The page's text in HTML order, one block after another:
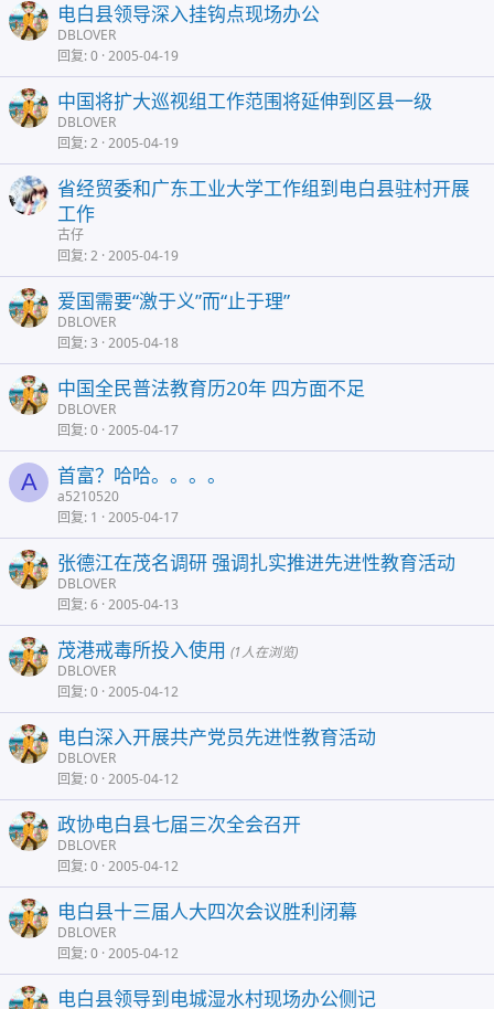
电白县领导深入挂钩点现场办公
DBLOVER
回复 0 2005-04-19
中国将扩大巡视组工作范围将延伸到区县一级
DBLOVER
回复 2 2005-04-19
省经贸委和广东工业大学工作组到电白县驻村开展
工作
古仔
回复 2 2005-04-19
爱国需要“激于义”而“止于理”
DBLOVER
回复 3 2005-04-18
中国全民普法教育历20年 四方面不足
DBLOVER
回复 0 2005-04-17
A 首富？哈哈。。。。
a5210520
回复 1 2005-04-17
张德江在茂名调研 强调扎实推进先进性教育活动
DBLOVER
回复 6 2005-04-13
茂港戒毒所投入使用 (1人在浏览)
DBLOVER
回复 0 2005-04-12
电白深入开展共产党员先进性教育活动
DBLOVER
回复 0 2005-04-12
政协电白县七届三次全会召开
DBLOVER
回复 0 2005-04-12
电白县十三届人大四次会议胜利闭幕
DBLOVER
回复 0 2005-04-12
电白县领导到电城湿水村现场办公侧记